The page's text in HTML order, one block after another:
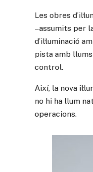
Les obres
–assumits per
d’il·luminació
pista amb
control.
Així, la nova
no hi ha llum
operacions.